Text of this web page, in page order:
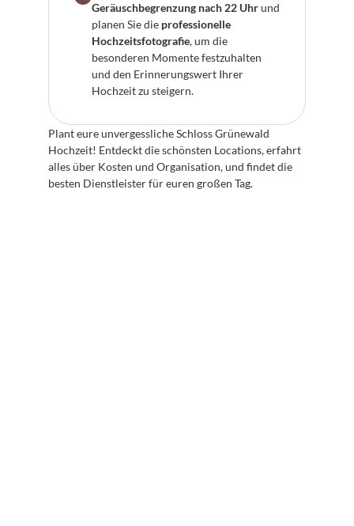
Geräuschbegrenzung nach 22 Uhr und
planen Sie die professionelle
Hochzeitsfotografie, um die
besonderen Momente festzuhalten
und den Erinnerungswert Ihrer
Hochzeit zu steigern.
Plant eure unvergessliche Schloss Grünewald
Hochzeit! Entdeckt die schönsten Locations, erfahrt
alles über Kosten und Organisation, und findet die
besten Dienstleister für euren großen Tag.